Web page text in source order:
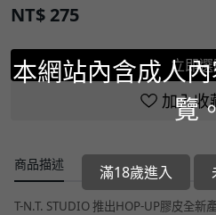
NT$ 275
立即
加入收
商品描述
T-N.T. STUDIO 推出HOP-UP膠皮全新
本網站內含成人
覽
滿18歲進入